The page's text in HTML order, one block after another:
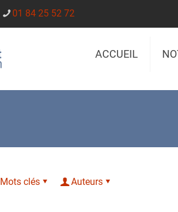
01 84 25 52 72
ACCUEIL
Mots clés Auteurs